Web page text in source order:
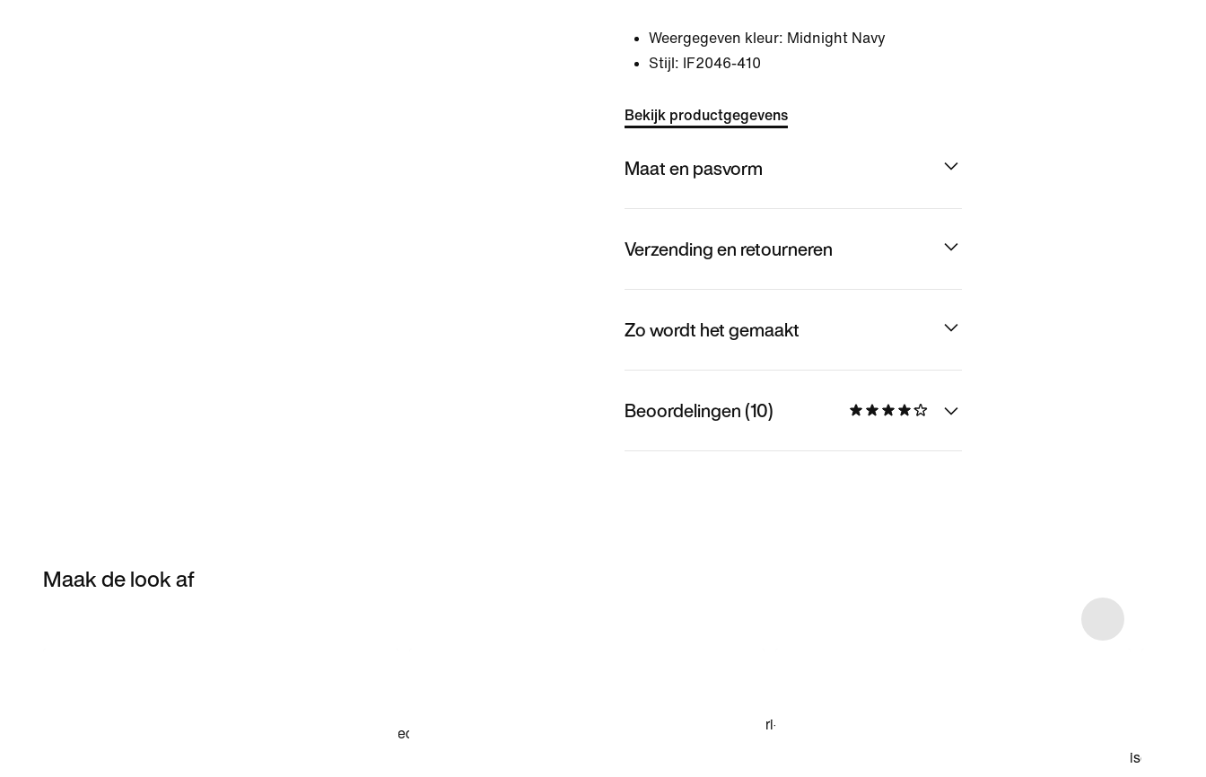
Weergegeven kleur: Midnight Navy
Stijl:
IF2046-410
Bekijk productgegevens
Maat en pasvorm
Verzending en retourneren
Zo wordt het gemaakt
Beoordelingen (10)
Maak de look af